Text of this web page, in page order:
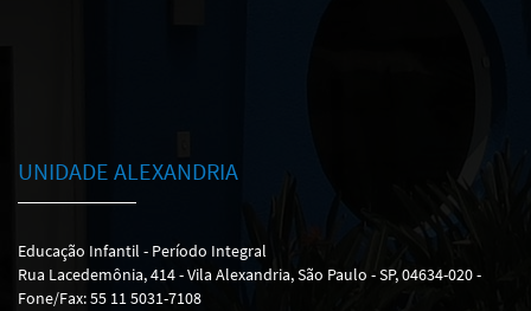
UNIDADE ALEXANDRIA
Educação Infantil - Período Integral
Rua Lacedemônia, 414 - Vila Alexandria, São Paulo - SP, 04634-020 -
Fone/Fax: 55 11 5031-7108